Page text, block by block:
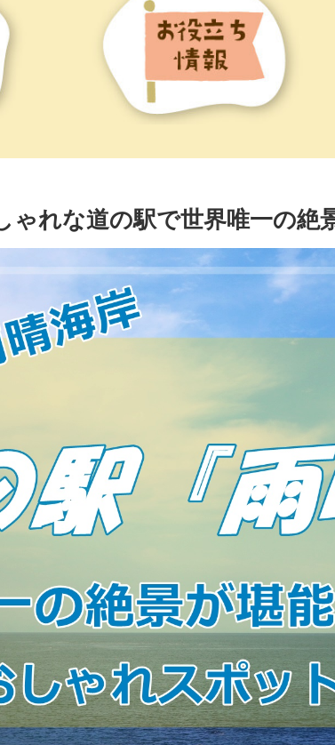
ゃれな道の駅で世界唯一の絶